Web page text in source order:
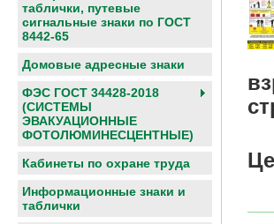
таблички, путевые
сигнальные знаки по ГОСТ
8442-65
Домовые адресные знаки
ФЭС ГОСТ 34428-2018
(СИСТЕМЫ
ЭВАКУАЦИОННЫЕ
ФОТОЛЮМИНЕСЦЕНТНЫЕ)
Кабинеты по охране труда
Информационные знаки и
таблички